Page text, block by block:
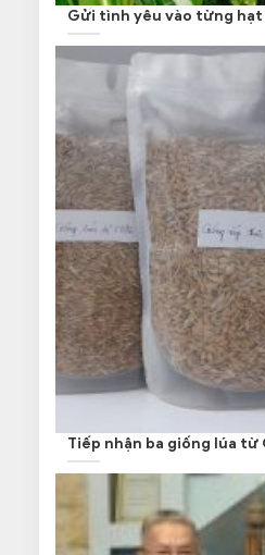
Gửi tình yêu vào từng hạt
Tiếp nhận ba giống lúa từ